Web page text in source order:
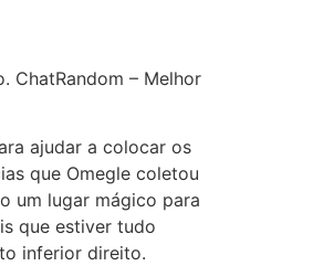
ChatRandom – Melhor
ajudar a colocar os
que Omegle coletou
um lugar mágico para
que estiver tudo
inferior direito.